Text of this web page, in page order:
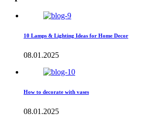
10 Lamps & Lighting Ideas for Home Decor
08.01.2025
How to decorate with vases
08.01.2025